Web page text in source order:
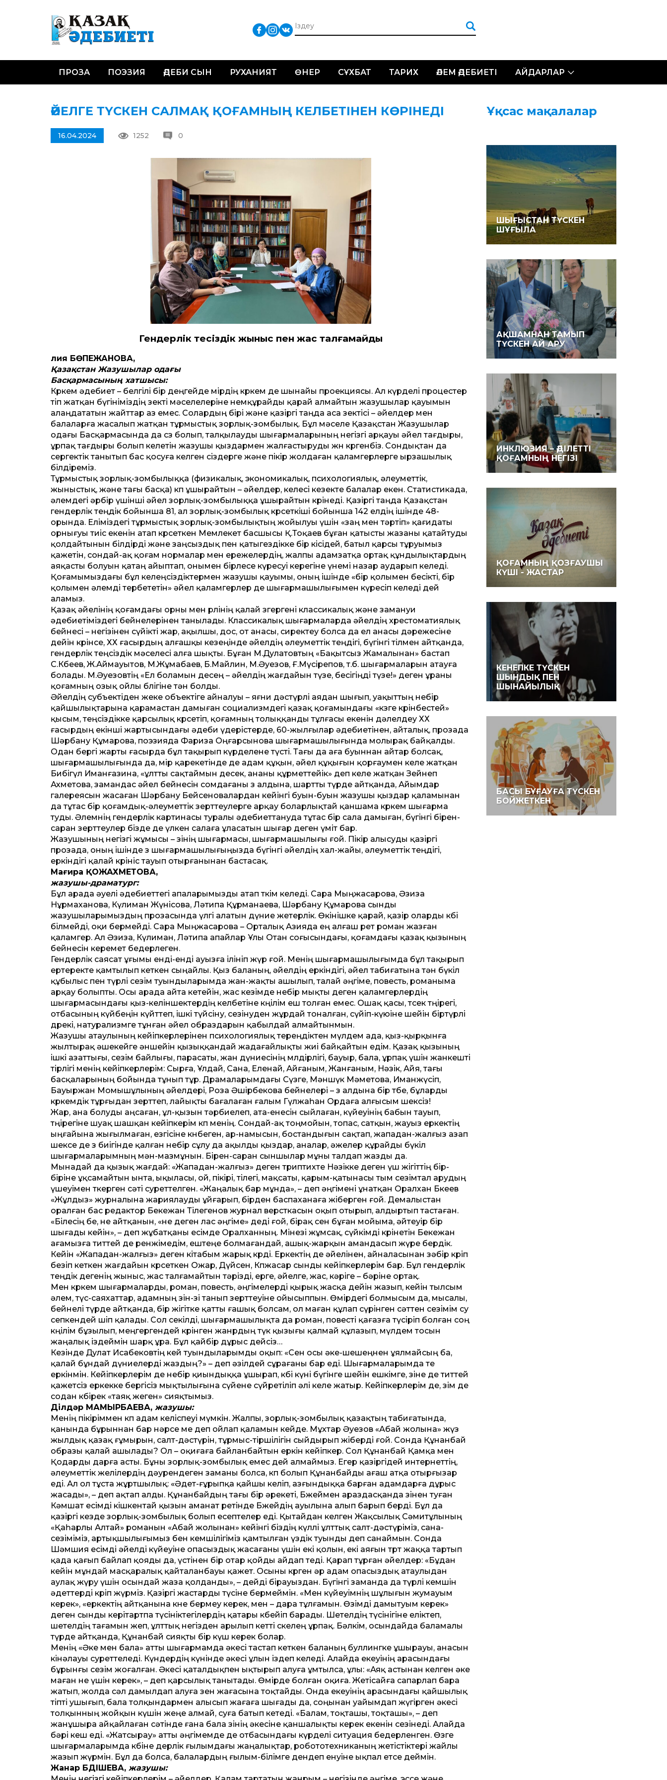
ПРОЗА ПОЭЗИЯ ӘДЕБИ СЫН РУХАНИЯТ ӨНЕР СҰХБАТ ТАРИХ ӘЛЕМ ӘДЕБИЕТІ АЙДАРЛАР
ӘЙЕЛГЕ ТҮСКЕН САЛМАҚ ҚОҒАМНЫҢ КЕЛБЕТІНЕН КӨРІНЕДІ
16.04.2024 1252 0
Гендерлік теңсіздік жыныс пен жас талғамайды
Әлия БӨПЕЖАНОВА,
Қазақ­стан Жазушылар одағы
Басқармасының хатшысы:
Көркем әдебиет – белгілі бір деңгейде өмірдің көркем де шынайы проекциясы. Ал күрделі процестер
өтіп жатқан бүгініміздің өзекті мәселелеріне немқұрайды қарай алмайтын жазушылар қауымын
алаңдататын жайттар аз емес. Солардың бірі және қазіргі таңда аса өзектісі – әйелдер мен
балаларға жасалып жатқан тұрмыстық зорлық-зомбылық. Бұл мәселе Қазақстан Жазушылар
одағы Басқармасында да сөз болып, талқылау­ды шығармаларының негізгі арқауы әйел тағдыры,
ұрпақ тағдыры болып келетін жазушы қыздармен жалғастыруды жөн көргенбіз. Сондықтан да
сергектік танытып бас қосуға келген сіздерге және пікір жолдаған қаламгерлерге ырзашылық
білдіреміз.
Тұрмыстық зорлық-зомбылыққа (физикалық, экономикалық, психологиялық, әлеуметтік,
жыныстық, және тағы басқа) көп ұшырайтын – әйелдер, келесі кезекте балалар екен. Статистикада,
әлемдегі әрбір үшінші әйел зорлық-зомбылыққа ұшырайтын көрінеді. Қазіргі таңда Қазақстан
гендерлік теңдік бойынша 81, ал зорлық-зомбылық көрсеткіші бойынша 142 елдің ішінде 48-
орында. Еліміздегі тұрмыстық зорлық-зомбылықтың жойылуы үшін «заң мен тәртіп» қағи­даты
орнығуы тиіс екенін атап көрсеткен Мемлекет басшысы Қ.Тоқаев бұған қатысты жазаны қатайтуды
қолдайтынын білдірді және заңсыздық пен қатыгездікке бір кісідей, батыл қарсы тұруымыз
қажетін, сондай-ақ қоғам нормалар мен ережелердің, жалпы адамзатқа ортақ құндылықтардың
аяқасты болуын қатаң айыптап, онымен бірлесе күресуі керегіне үнемі назар аударып келеді.
Қоғамымыздағы бұл келеңсіздіктермен жазушы қауымы, оның ішінде «бір қолымен бесікті, бір
қолымен әлемді тербететін» әйел қаламгерлер де шығармашылығымен күресіп келеді дей
аламыз.
Қазақ әйелінің қоғамдағы орны мен рөлінің қалай өзгергені классикалық және замануи
әдебиетіміздегі бейнелерінен танылады. Классикалық шығармаларда әйелдің хрестоматиялық
бейнесі – негізінен сүйікті жар, ақылшы, дос, от анасы, сиректеу болса да ел анасы дәрежесіне
дейін көрінсе, ХХ ғасырдың алғашқы кезеңінде әйелдің әлеуметтік теңдігі, бүгінгі тілмен айтқанда,
гендерлік теңсіздік мәселесі алға шықты. Бұған М.Дулатовтың «Бақытсыз Жамалынан» бастап
С.Көбеев, Ж.Аймауытов, М.Жұмабаев, Б.Майлин, М.Әуезов, Ғ.Мүсірепов, т.б. шығармаларын атауға
болады. М.Әуезовтің «Ел боламын десең – әйелдің жағдайын түзе, бесігіңді түзе!» деген ұраны
қоғамның озық ойлы бөлігіне тән болды.
Әйелдің субъектіден жеке объектіге айналуы – яғни дәстүрлі аядан шығып, уақыттың небір
қайшылықтарына қарамастан дамыған социализмдегі қазақ қоғамындағы «көзге көрінбестей»
қысым, теңсіздікке қарсылық көрсетіп, қоғамның толыққанды тұлғасы екенін дәлелдеу ХХ
ғасырдың екінші жартысындағы әдеби үдерістерде, 60-жылғылар әдебиетінен, айталық, прозада
Шәрбану Құмарова, поэзияда Фариза Оңғарсынова шығармашылығында молырақ байқалды.
Одан бергі жарты ғасырда бұл тақырып күрделене түсті. Тағы да аға буыннан айтар болсақ,
шығармашылығында да, өмір қарекетінде де адам құқын, әйел құқығын қорғаумен келе жатқан
Бибігүл Иманғазина, «ұлтты сақтаймын десек, ананы құрметтейік» деп келе жатқан Зейнеп
Ахметова, замандас әйел бейнесін сомдағаны өз алдына, шарт­ты түрде айтқанда, Айымдар
галереясын жасаған Шәрбану Бейсеновалардан кейінгі буын-буын жазушы қыздар қаламынан
да тұтас бір қоғамдық-әлеуметтік зерттеулерге арқау боларлықтай қаншама көркем шығарма
туды. Әлемнің гендерлік картинасы туралы әдебиеттануда тұтас бір сала дамыған, бүгінгі бірен-
саран зерттеулер бізде де үлкен салаға ұласатын шығар деген үміт бар.
Жазушының негізгі жұмысы – өзінің шығармасы, шығармашылығы ғой. Пікір алысуды қазіргі
прозада, оның ішінде өз шығармашылығыңызда бүгінгі әйелдің хал-жайы, әлеуметтік теңдігі,
еркіндігі қалай көрініс тауып отырғанынан бастасақ.
Мағира ҚОЖАХМЕТОВА,
жазушы-драматург:
Бұл арада әуелі әдебиеттегі апаларымызды атап өткім келеді. Сара Мыңжасарова, Әзиза
Нұрмаханова, Күлиман Жүнісова, Ләтипа Құрманаева, Шәрбану Құмарова сынды
жазушыларымыздың прозасында үлгі алатын дүние жетерлік. Өкінішке қарай, қазір оларды көбі
білмейді, оқи бермейді. Сара Мыңжасарова – Орталық Азияда ең алғаш рет роман жазған
қаламгер. Ал Әзиза, Күлиман, Ләтипа апайлар Ұлы Отан соғысындағы, қоғамдағы қазақ қызының
бейнесін керемет бедерлеген.
Гендерлік саясат ұғымы енді-енді ауызға ілініп жүр ғой. Менің шығармашылығымда бұл тақырып
ертеректе қамтылып кеткен сыңайлы. Қыз баланың, әйелдің еркіндігі, әйел табиғатына тән бүкіл
құбылыс пен түрлі сезім туындыларымда жан-жақты ашылып, талай әңгіме, повесть, романыма
арқау болыпты. Осы арада айта кетейін, жас кезімде небір мықты деген қаламгерлердің
шығармасындағы қыз-келіншектердің келбетіне көңілім еш толған емес. Ошақ қасы, төсек төңірегі,
отбасының күйбеңін күйттеп, ішкі түйсіну, сезінуден жұрдай тоналған, сүйіп-күюіне шейін біртүрлі
дөрекі, натурализмге тұнған әйел образдарын қабылдай алмайтынмын.
Жазушы атаулының кейіпкерлерінен психологиялық тереңдіктен мүлдем ада, қыз-қырқынға
жылтырақ әшекейге әншейін қызыққандай жадағайлықты жиі байқайтын едім. Қазақ қызының
ішкі азаттығы, сезім байлығы, парасаты, жан дүниесінің мөлдірлігі, бауыр, бала, ұрпақ үшін жанкешті
тірлігі менің кейіпкерлерім: Сырға, Ұлдай, Сана, Еленай, Айғаным, Жанғаным, Нәзік, Айя, тағы
басқаларының бойында тұнып тұр. Драмаларымдағы Сүзге, Мәншүк Мәметова, Иманжүсіп,
Бауыржан Момышұлының әйелдері, Роза Әшірбекова бейнелері ­­– өз алдына бір төбе, бұларды
көркемдік тұрғыдан зерттеп, лайықты бағалаған ғалым Гүлжаһан Ордаға алғысым шексіз!
Жар, ана болуды аңсаған, ұл-қызын тәрбиелеп, ата-енесін сыйлаған, күйеуінің бабын тауып,
төңірегіне шуақ шашқан кейіпкерім көп менің. Сондай-ақ тоңмойын, топас, сатқын, жауыз еркектің
ыңғайына жығылмаған, езгісіне көнбеген, ар-намысын, бостандығын сақтап, жападан-жалғыз азап
шексе де өз биігінде қалған небір сұлу да ақылды қыздар, аналар, әжелер құрайды бүкіл
шығармаларымның мән-мазмұнын. Бірен-саран сыншылар мұны талдап жазды да.
Мынадай да қызық жағдай: «Жападан-жалғыз» деген триптихте Нәзікке деген үш жігіттің бір-
біріне ұқсамайтын ынта, ықыласы, ой, пікірі, тілегі, мақсаты, қарым-қатынасы тым сезімтал арудың
үшеуімен өткерген сәті суреттелген. «Жаңалық бар мұнда», – деп әңгімені ұнатқан Оралхан Бөкеев
«Жұлдыз» журналына жариялауды ұйғарып, бірден баспаханаға жіберген ғой. Демалыстан
оралған бас редактор Бекежан Тілегенов журнал версткасын оқып отырып, алдыртып тастаған.
«Білесің бе, не айтқанын, «не деген лас әңгіме» деді ғой, бірақ сен бұған мойыма, әйтеуір бір
шығады кейін», – деп жұбатқаны есімде Оралханның. Мінезі жұмсақ, сүйкімді көрінетін Бекежан
ағамызға титтей де ренжімедім, ештеңе болмағандай, ашық-жарқын амандасып жүре бердік.
Кейін «Жападан-жалғыз» деген кітабым жарық көрді. Еркектің де әйелінен, айналасынан зәбір көріп
безіп кеткен жағдайын көрсеткен Ожар, Дүйсен, Көпжасар сынды кейіпкерлерім бар. Бұл гендерлік
теңдік дегенің жыныс, жас талғамайтын тәрізді, ерге, әйелге, жас, кәріге – бәріне ортақ.
Мен көркем шығармаларды, роман, повесть, әңгімелерді қырық жасқа дейін жазып, кейін тылсым
әлем, түс-саяхаттар, адамның өзін-өзі танып зерттеуіне ойысыппын. Өмірдегі болмысым да, мысалы,
бейнелі түрде айтқанда, бір жігітке қатты ғашық болсам, ол маған құлап сүрінген сәттен сезімім су
сепкендей өшіп қалады. Сол секілді, шығармашылықта да роман, повесті қағазға түсіріп болған соң
көңілім бұзылып, меңгергендей көрінген жанрдың түк қызығы қалмай құлазып, мүлдем тосын
жаңалық іздеймін шарқ ұра. Бұл қайбір дұрыс дейсіз…
Кезінде Дулат Исабековтің кей туындыларымды оқып: «Сен осы әке-шешеңнен ұялмайсың ба,
қалай бұндай дүниелерді жаздың?» – деп әзілдей сұрағаны бар еді. Шығармаларымда өте
еркінмін. Кейіпкерлерім де небір қиындыққа ұшырап, көбі күні бүгінге шейін ешкімге, өзіне де титтей
қажетсіз еркекке бергісіз мықтылығына сүйене сүйретіліп әлі келе жатыр. Кейіпкерлерім де, өзім де
содан көбірек «таяқ жеген» сияқтымыз.
Ділдәр МАМЫРБАЕВА, жазушы:
Менің пікіріммен көп адам келіспеуі мүмкін. Жалпы, зорлық-зомбылық қазақтың табиғатында,
қанында бұрыннан бар нәрсе ме деп ойлап қаламын кейде. Мұхтар Әуезов «Абай жолына» жүз
жылдық қазақ ғұмырын, салт-дәстүрін, тұрмыс-тіршілігін сыйдырып жіберді ғой. Сонда Құнанбай
образы қалай ашылады? Ол – оқиғаға байланбайтын еркін кейіпкер. Сол Құнанбай Қамқа мен
Қодарды дарға асты. Бұны зорлық-зомбылық емес дей алмаймыз. Егер қазіргідей интернеттің,
әлеуметтік желілердің дәурендеген заманы болса, көп болып Құнанбайды ағаш атқа отырғызар
еді. Ал ол тұста жұртшылық: «Әдет-ғұрыпқа қайшы келіп, азғындыққа барған адамдарға дұрыс
жасады», – деп ақтап алды. Құнанбайдың тағы бір әрекеті, Бөжеймен араздасқанда өзінен туған
Кәмшат есімді кішкентай қызын аманат ретінде Бөжейдің ауылына алып барып берді. Бұл да
қазіргі кезде зорлық-зомбылық болып есептелер еді. Қытайдан келген Жақсылық Сәмитұлының
«Қаһарлы Алтай» романын «Абай жолынан» кейінгі біздің күллі ұлттық салт-дәстүріміз, сана-
сезіміміз, артықшылығымыз бен кемшілігіміз қамтылған үздік туынды деп санаймын. Сонда
Шәмшия есімді әйелді күйеуіне опасыздық жасағаны үшін екі қолын, екі аяғын төрт жаққа тартып
қада қағып байлап қояды да, үстінен бір отар қойды айдап өтеді. Қарап тұрған әйелдер: «Бұдан
кейін мұндай масқаралық қайталанбауы қажет. Осыны көрген әр адам опасыздық атаулыдан
аулақ жүру үшін осындай жаза қолданды», – дейді бірауыздан. Бүгінгі заманда да түрлі кемшін
әдеттерді көріп жүрміз. Қазіргі жастарды түсіне бермеймін. «Мен күйеуімнің шұлығын жумауым
керек», «еркектің айтқанына көне бермеу керек, мен – дара тұлғамын. Өзімді дамытуым керек»
деген сынды керітартпа түсініктегілердің қатары көбейіп барады. Шетелдің түсінігіне еліктеп,
шетелдің тағамын жеп, ұлттық негізден арылып кетті өскелең ұрпақ. Бәлкім, осындайда баламалы
түрде айтқанда, Құнанбай сияқты бір күш керек болар.
Менің «Әке мен бала» атты шығармамда әкесі тастап кеткен баланың буллингке ұшырауы, анасын
кінәлауы суреттеледі. Күндердің күнінде әкесі ұлын іздеп келеді. Алайда екеуінің арасындағы
бұрынғы сезім жоғалған. Әкесі қаталдықпен ықтырып алуға ұмтылса, ұлы: «Аяқ астынан келген әке
маған не үшін керек», – деп қарсылық танытады. Өмірде болған оқиға. Жетісайға сапарлап бара
жатып, жолда сәл дамылдап алуға өзен жағасына тоқтайды. Онда екеуінің арасындағы қайшылық
тіпті ушығып, бала толқындармен алысып жағаға шығады да, соңынан уайымдап жүгірген әкесі
толқынның жойқын күшін жеңе алмай, суға батып кетеді. «Балам, тоқташы, тоқташы», – деп
жанұшыра айқайлаған сәтінде ғана бала өзінің әкесіне қаншалықты керек екенін сезінеді. Алайда
бәрі кеш еді. «Жатсырау» атты әңгімемде де отбасындағы күрделі ситуация бедерленген. Өзге
шығармаларымда көбіне дерлік ғылымдағы жаңалықтар, робототехниканың жетістіктері жайлы
жазып жүрмін. Бұл да болса, балалардың ғылым-білімге дендеп енуіне ықпал етсе деймін.
Жанар ӘБДІШЕВА, жазушы:
Ұқсас мақалалар
ШЫҒЫСТАН ТҮСКЕН
ШҰҒЫЛА
АҚШАМНАН ТАМЫП
ТҮСКЕН АЙ АРУ
ИНКЛЮЗИЯ – ӘДІЛЕТТІ
ҚОҒАМНЫҢ НЕГІЗІ
ҚОҒАМНЫҢ ҚОЗҒАУШЫ
КҮШІ - ЖАСТАР
КЕНЕПКЕ ТҮСКЕН
ШЫНДЫҚ ПЕН
ШЫНАЙЫЛЫҚ
БАСЫ БҰҒАУҒА ТҮСКЕН
БОЙЖЕТКЕН